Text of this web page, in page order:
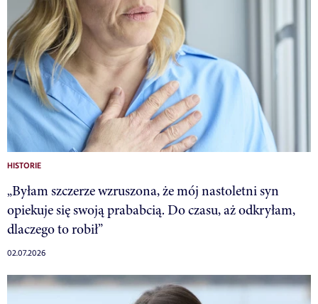
HISTORIE
„Byłam szczerze wzruszona, że mój nastoletni syn
opiekuje się swoją prababcią. Do czasu, aż odkryłam,
dlaczego to robił”
02.07.2026